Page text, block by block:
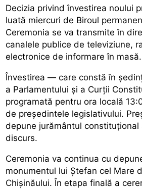
Decizia privind învestirea noului
luată miercuri de Biroul
Ceremonia se va transmite în
canalele publice de televiziune,
electronice de informare în masă.
Învestirea — care constă în
a Parlamentului și a Curții
programată pentru ora locală
de președintele legislativului.
depune jurământul constituțional
discurs.
Ceremonia va continua cu
monumentul lui Ștefan cel Mare
Chișinăului. În etapa finală a